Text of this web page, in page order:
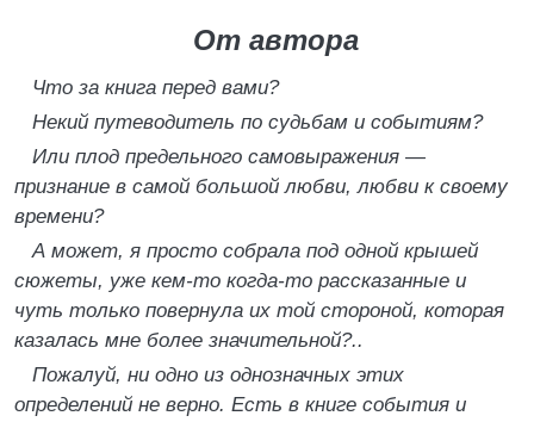
От автора
Что за книга перед вами?
Некий путеводитель по судьбам и событиям?
Или плод предельного самовыражения —
признание в самой большой любви, любви к своему
времени?
А может, я просто собрала под одной крышей
сюжеты, уже кем-то когда-то рассказанные и
чуть только повернула их той стороной, которая
казалась мне более значительной?..
Пожалуй, ни одно из однозначных этих
определений не верно. Есть в книге события и